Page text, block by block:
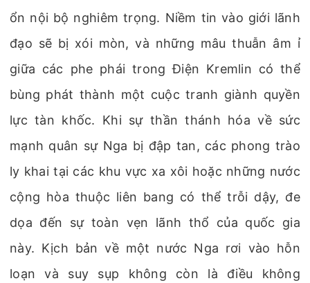
ổn nội bộ nghiêm trọng. Niềm tin vào giới lãnh
đạo sẽ bị xói mòn, và những mâu thuẫn âm ỉ
giữa các phe phái trong Điện Kremlin có thể
bùng phát thành một cuộc tranh giành quyền
lực tàn khốc. Khi sự thần thánh hóa về sức
mạnh quân sự Nga bị đập tan, các phong trào
ly khai tại các khu vực xa xôi hoặc những nước
cộng hòa thuộc liên bang có thể trỗi dậy, đe
dọa đến sự toàn vẹn lãnh thổ của quốc gia
này. Kịch bản về một nước Nga rơi vào hỗn
loạn và suy sụp không còn là điều không